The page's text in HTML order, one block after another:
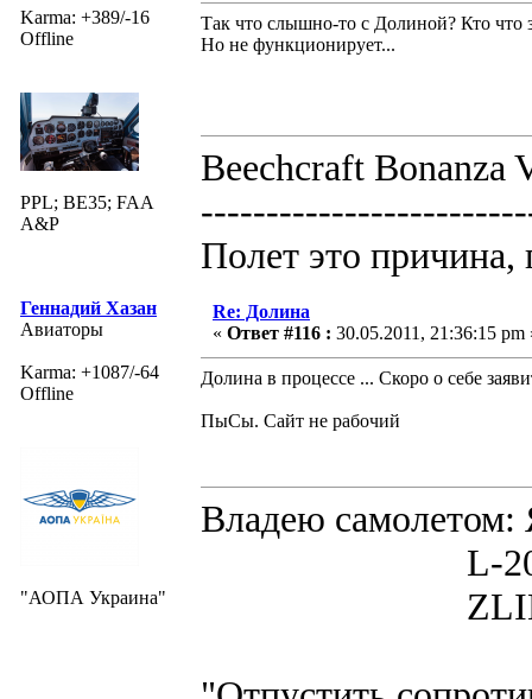
Karma: +389/-16
Offline
PPL; BE35; FAA
A&P
Так что слышно-то с Долиной? Кто что
Но не функционирует...
Beechcraft Bonanza
Полет это причина,
Геннадий Хазан
Авиаторы
Karma: +1087/-64
Offline
"АОПА Украина"
Re: Долина
« Ответ #116 : 30.05.2011, 21:36:15 pm
Долина в процессе ... Скоро о себе
ПыСы. Сайт не рабочий
Владею
L-200D
ZLIN 526